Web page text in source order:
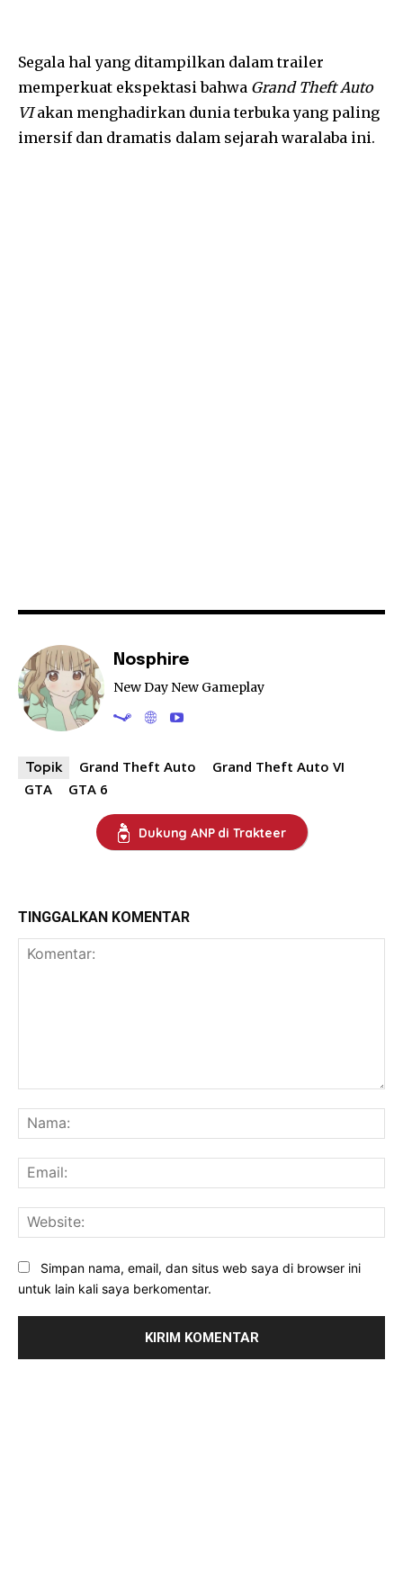
Segala hal yang ditampilkan dalam trailer
memperkuat ekspektasi bahwa Grand Theft Auto
VIakan menghadirkan dunia terbuka yang paling
imersif dan dramatis dalam sejarah waralaba ini.
Nosphire
New Day New Gameplay
Topik Grand Theft Auto
Grand Theft Auto VI
GTA
GTA 6
Dukung ANP di Trakteer
TINGGALKAN KOMENTAR
Simpan nama, email, dan situs web saya di browser ini
untuk lain kali saya berkomentar.